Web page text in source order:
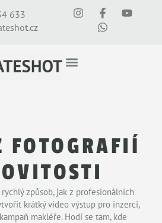
633
FOTOGRAFIÍ
způsob, jak z profesionálních
krátký video výstup pro inzerci,
makléře. Hodí se tam, kde